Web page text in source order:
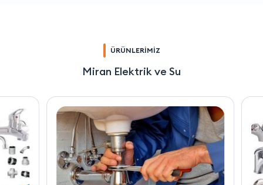
ÜRÜNLERİMİZ
Miran Elektrik ve Su